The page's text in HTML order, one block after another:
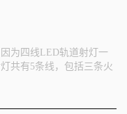
为四线LED轨道射灯一
共有5条线，包括三条火